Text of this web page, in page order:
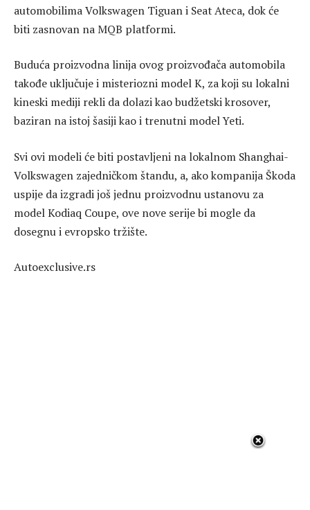
automobilima Volkswagen Tiguan i Seat Ateca, dok će
biti zasnovan na MQB platformi.
Buduća proizvodna linija ovog proizvođača automobila
takođe uključuje i misteriozni model K, za koji su lokalni
kineski mediji rekli da dolazi kao budžetski krosover,
baziran na istoj šasiji kao i trenutni model Yeti.
Svi ovi modeli će biti postavljeni na lokalnom Shanghai-
Volkswagen zajedničkom štandu, a, ako kompanija Škoda
uspije da izgradi još jednu proizvodnu ustanovu za
model Kodiaq Coupe, ove nove serije bi mogle da
dosegnu i evropsko tržište.
Autoexclusive.rs